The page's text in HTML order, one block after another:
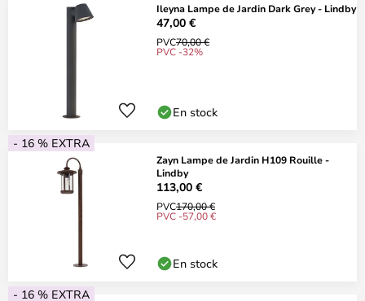
Ileyna Lampe de Jardin Dark Grey - Lindby
47,00 €
PVC70,00 €
PVC -32%
En stock
- 16 % EXTRA
Zayn Lampe de Jardin H109 Rouille -
Lindby
113,00 €
PVC170,00 €
PVC -57,00 €
En stock
- 16 % EXTRA